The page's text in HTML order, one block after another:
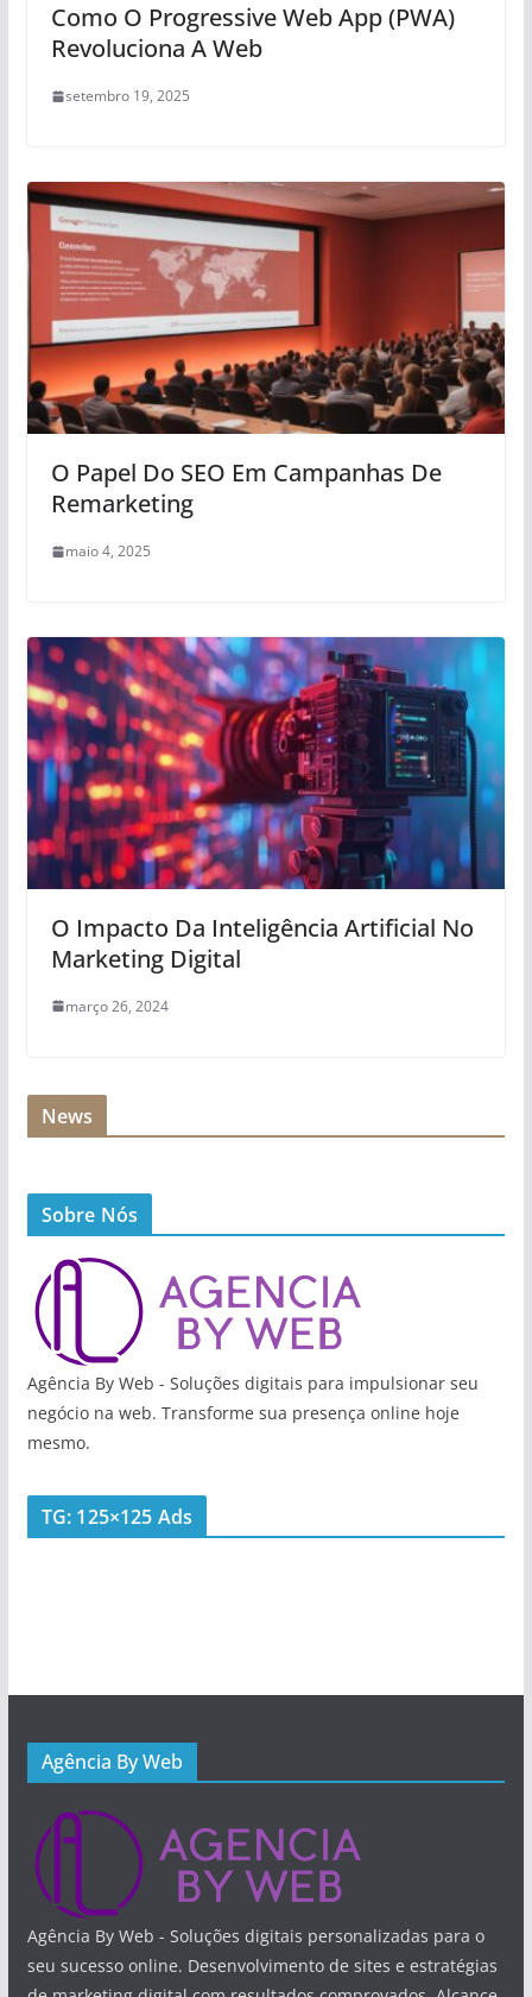
Como O Progressive Web App (PWA)
Revoluciona A Web
setembro 19, 2025
O Papel Do SEO Em Campanhas De
Remarketing
maio 4, 2025
O Impacto Da Inteligência Artificial No
Marketing Digital
março 26, 2024
News
Sobre Nós
Agência By Web - Soluções digitais para impulsionar seu
negócio na web. Transforme sua presença online hoje
mesmo.
TG: 125×125 Ads
Agência By Web
Agência By Web - Soluções digitais personalizadas para o
seu sucesso online. Desenvolvimento de sites e estratégias